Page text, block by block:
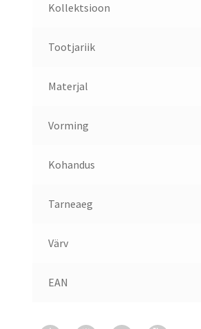
Kollektsioon
Tootjariik
Materjal
Vorming
Kohandus
Tarneaeg
Värv
EAN